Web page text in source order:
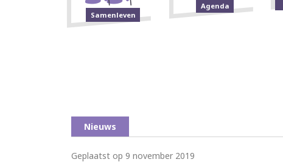
Samenleven
Agenda
Nieuws
Geplaatst op 9 november 2019